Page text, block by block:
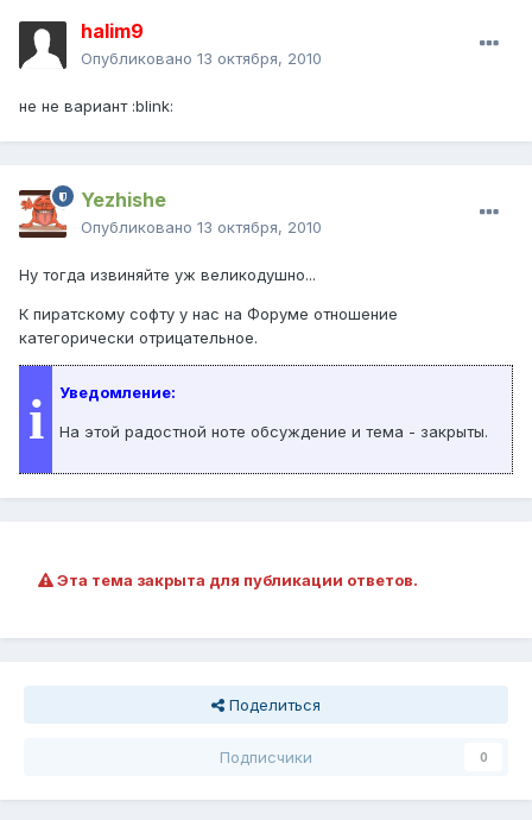
halim9
Опубликовано 13 октября, 2010
не не вариант :blink:
Yezhishe
Опубликовано 13 октября, 2010
Ну тогда извиняйте уж великодушно...
К пиратскому софту у нас на Форуме отношение
категорически отрицательное.
i Уведомление:
На этой радостной ноте обсуждение и тема - закрыты.
Эта тема закрыта для публикации ответов.
Поделиться
Подписчики 0